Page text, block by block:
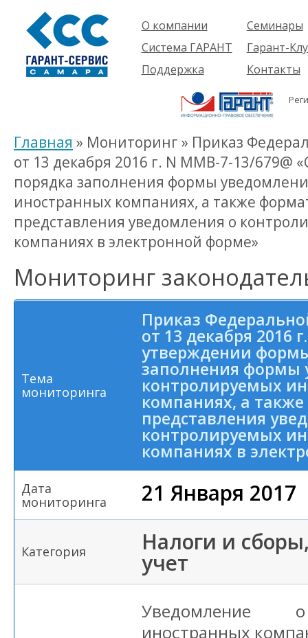
О компании
Компания
Проекты
Партнеры
Вакансии
Реквизиты
Информация
Система ГАРАНТ
О системе
решения
Комплекты
История
Поддержка
Пользователям
Будущим
пользователям
Семинары
Об услуге
семинары
Гарант-
Контакты
Главная » Мониторинг » Приказ
от 13 декабря 2016 г. N ММВ-7-13/
порядка заполнения формы
иностранных компаниях, а также
представления уведомления о
компаниях в электронной форме»
Мониторинг
Тема
мониторинга
Приказ
от 13 декабря 2016
утверждении
заполнения формы
контролируемых
компаниях, а
представления
контролируемых
компаниях в
Дата
мониторинга
21 Января 2017
Категория Налоги и
учет
Уведомление
иностранных